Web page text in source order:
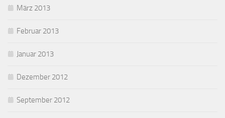
März 2013
Februar 2013
Januar 2013
Dezember 2012
September 2012